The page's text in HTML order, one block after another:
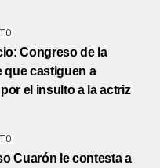
Congreso de la
que castiguen a
el insulto a la actriz
Cuarón le contesta a